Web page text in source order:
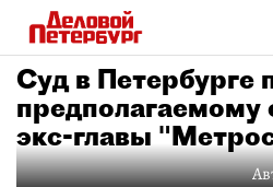
Суд в Петербурге
предполагаемому
экс-главы